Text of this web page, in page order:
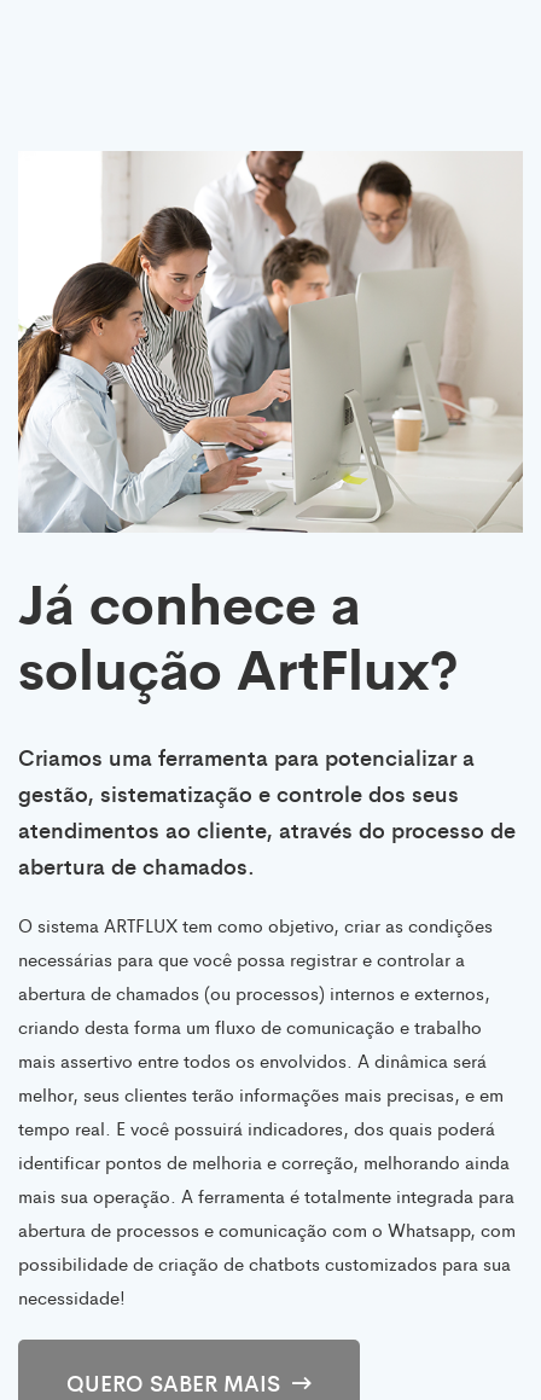
Já conhece a
solução ArtFlux?
Criamos uma ferramenta para potencializar a
gestão, sistematização e controle dos seus
atendimentos ao cliente, através do processo de
abertura de chamados.
O sistema ARTFLUX tem como objetivo, criar as condições
necessárias para que você possa registrar e controlar a
abertura de chamados (ou processos) internos e externos,
criando desta forma um fluxo de comunicação e trabalho
mais assertivo entre todos os envolvidos. A dinâmica será
melhor, seus clientes terão informações mais precisas, e em
tempo real. E você possuirá indicadores, dos quais poderá
identificar pontos de melhoria e correção, melhorando ainda
mais sua operação. A ferramenta é totalmente integrada para
abertura de processos e comunicação com o Whatsapp, com
possibilidade de criação de chatbots customizados para sua
necessidade!
QUERO SABER MAIS